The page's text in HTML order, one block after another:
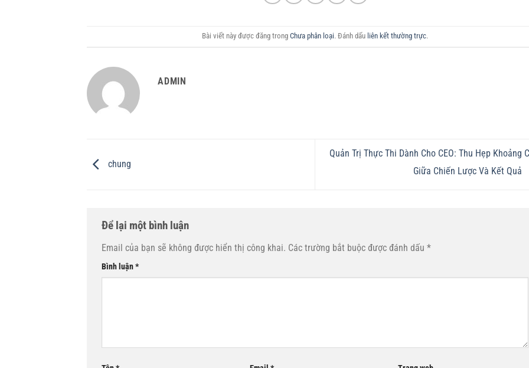
Bài viết này được đăng trong Chưa phân loại. Đánh dấu liên kết thường trực.
ADMIN
chung
Quản Trị Thực Thi Dành Cho CEO: Thu Hẹp Khoảng
Giữa Chiến Lược Và Kết Quả
Để lại một bình luận
Email của bạn sẽ không được hiển thị công khai. Các trường bắt buộc được đánh dấu *
Bình luận*